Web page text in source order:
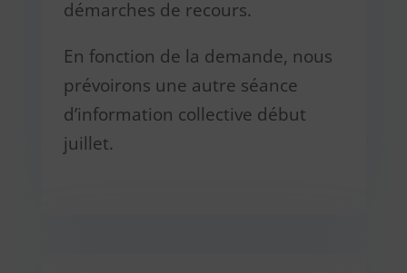
démarches de recours.
En fonction de la demande, nous
prévoirons une autre séance
d’information collective début
juillet.